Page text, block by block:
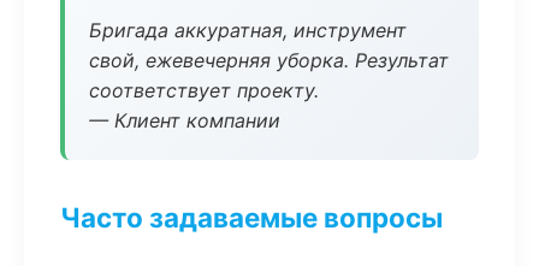
Бригада аккуратная, инструмент
свой, ежевечерняя уборка. Результат
соответствует проекту.
— Клиент компании
Часто задаваемые вопросы